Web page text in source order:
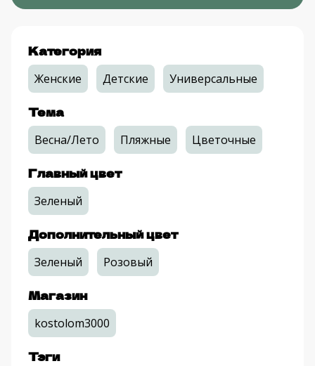
Категория
Женские Детские Универсальные
Тема
Весна/Лето Пляжные Цветочные
Главный цвет
Зеленый
Дополнительный цвет
Зеленый Розовый
Магазин
kostolom3000
Тэги